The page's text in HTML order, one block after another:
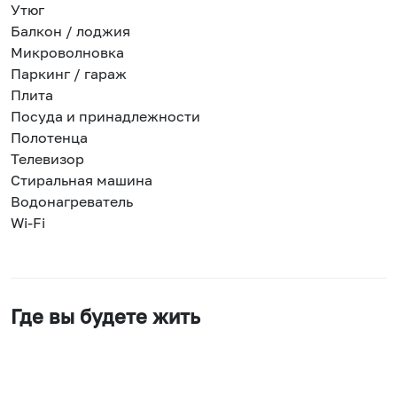
Утюг
Балкон / лоджия
Микроволновка
Паркинг / гараж
Плита
Посуда и принадлежности
Полотенца
Телевизор
Стиральная машина
Водонагреватель
Wi-Fi
Где вы будете жить